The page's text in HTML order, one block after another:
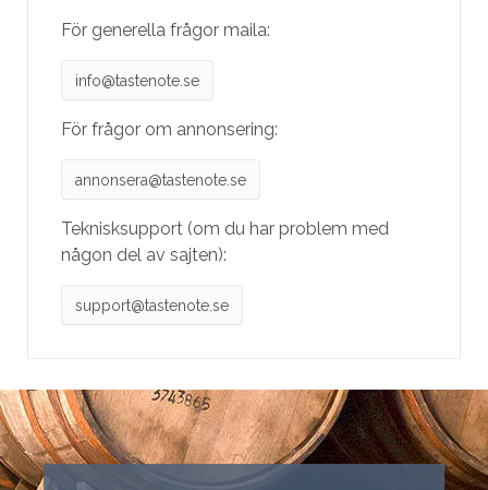
För generella frågor maila:
info@tastenote.se
För frågor om annonsering:
annonsera@tastenote.se
Teknisksupport (om du har problem med
någon del av sajten):
support@tastenote.se